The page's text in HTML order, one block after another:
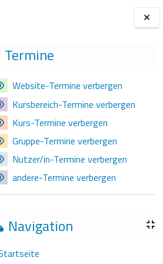
Termine
Website-Termine verbergen
Kursbereich-Termine verbergen
Kurs-Termine verbergen
Gruppe-Termine verbergen
Nutzer/in-Termine verbergen
andere-Termine verbergen
Navigation